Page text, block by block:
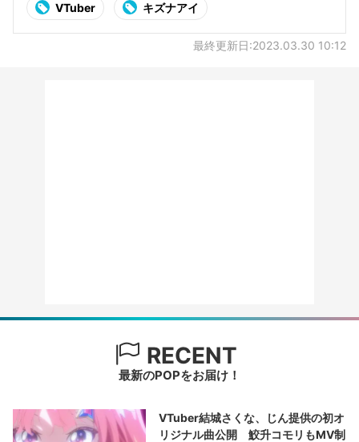
VTuber キズナアイ
最終更新日:2023.03.30 10:12
RECENT
最新のPOPをお届け！
VTuber結城さくな、じん提供の初オ
リジナル曲公開 鮫升コモリもMV制